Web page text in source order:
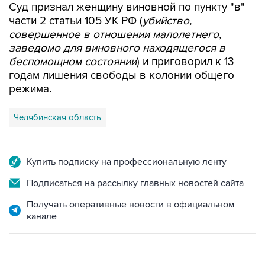
Суд признал женщину виновной по пункту "в"
части 2 статьи 105 УК РФ (убийство,
совершенное в отношении малолетнего,
заведомо для виновного находящегося в
беспомощном состоянии) и приговорил к 13
годам лишения свободы в колонии общего
режима.
Челябинская область
Купить подписку на профессиональную ленту
Подписаться на рассылку главных новостей сайта
Получать оперативные новости в официальном
канале